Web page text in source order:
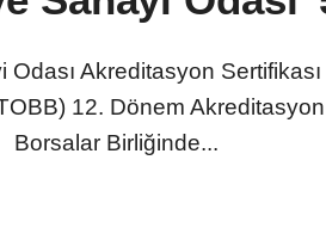
Akreditasyon
12. Dönem
Borsalar Birliğinde...